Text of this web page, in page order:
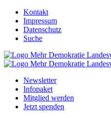
Kontakt
Impressum
Datenschutz
Suche
Newsletter
Infopaket
Mitglied werden
Jetzt spenden